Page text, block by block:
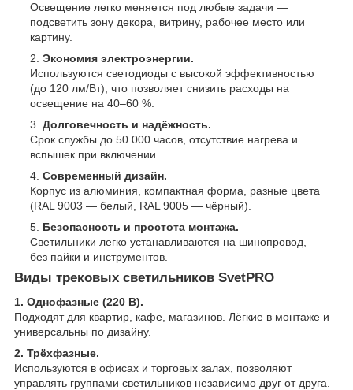
Освещение легко меняется под любые задачи —
подсветить зону декора, витрину, рабочее место или
картину.
Экономия электроэнергии.
Используются светодиоды с высокой эффективностью
(до 120 лм/Вт), что позволяет снизить расходы на
освещение на 40–60 %.
Долговечность и надёжность.
Срок службы до 50 000 часов, отсутствие нагрева и
вспышек при включении.
Современный дизайн.
Корпус из алюминия, компактная форма, разные цвета
(RAL 9003 — белый, RAL 9005 — чёрный).
Безопасность и простота монтажа.
Светильники легко устанавливаются на шинопровод,
без пайки и инструментов.
Виды трековых светильников SvetPRO
1. Однофазные (220 В).
Подходят для квартир, кафе, магазинов. Лёгкие в монтаже и
универсальны по дизайну.
2. Трёхфазные.
Используются в офисах и торговых залах, позволяют
управлять группами светильников независимо друг от друга.